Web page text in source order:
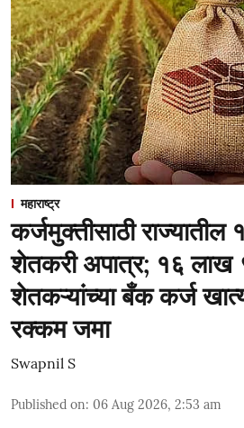
महाराष्ट्र
कर्जमुक्तीसाठी
शेतकरी अपात्र; १६ लाख
शेतकऱ्यांच्या बँक कर्ज
रक्कम जमा
Swapnil S
Published on: 06 Aug 2026, 2:53 am